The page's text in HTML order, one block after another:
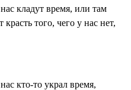
кладут время, или там
того, чего у нас нет,
кто-то украл время,